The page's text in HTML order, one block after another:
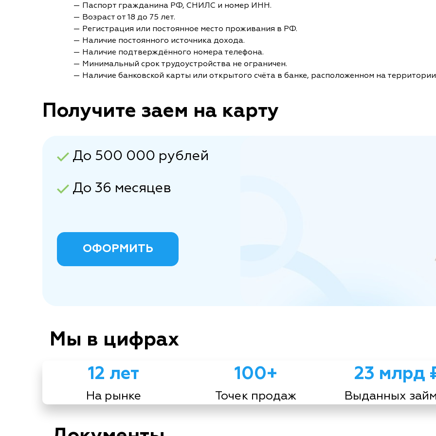
— Паспорт гражданина РФ, СНИЛС и номер ИНН.
— Возраст от 18 до 75 лет.
— Регистрация или постоянное место проживания в РФ.
— Наличие постоянного источника дохода.
— Наличие подтверждённого номера телефона.
— Минимальный срок трудоустройства не ограничен.
— Наличие банковской карты или открытого счёта в банке, расположенном на
Получите заем на карту
До 500 000 рублей
До 36 месяцев
ОФОРМИТЬ
Мы в цифрах
12 лет
На рынке
100+
Точек продаж
23 млрд
Выданных